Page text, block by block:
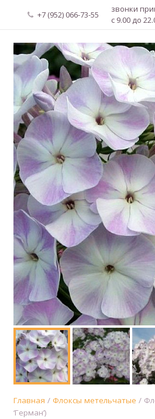
+7 (952) 066-73-55
звонки
с 9.00 до
Главная
О нас
Новости
Каталог растений
Доставка и оплата
Мой аккаунт
Регистрация
Главная / Флоксы метельчатые /
‘Герман’)